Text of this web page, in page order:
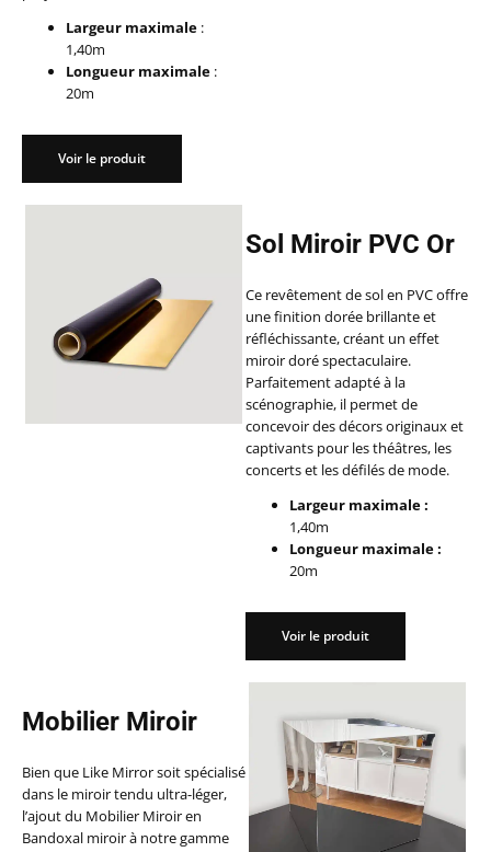
Largeur maximale :
1,40m
Longueur maximale :
20m
Voir le produit
Sol Miroir PVC Or
Ce revêtement de sol en PVC offre
une finition dorée brillante et
réfléchissante, créant un effet
miroir doré spectaculaire.
Parfaitement adapté à la
scénographie, il permet de
concevoir des décors originaux et
captivants pour les théâtres, les
concerts et les défilés de mode.
Largeur maximale :
1,40m
Longueur maximale :
20m
Voir le produit
Mobilier Miroir
Bien que Like Mirror soit spécialisé
dans le miroir tendu ultra-léger,
l’ajout du Mobilier Miroir en
Bandoxal miroir à notre gamme